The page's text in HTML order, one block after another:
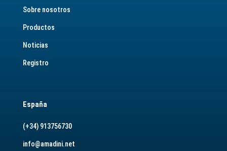
Sobre nosotros
Productos
Noticias
Registro
España
(+34) 913756730
info@amadini.net